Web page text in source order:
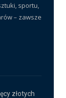
sportu,
– zawsze
złotych